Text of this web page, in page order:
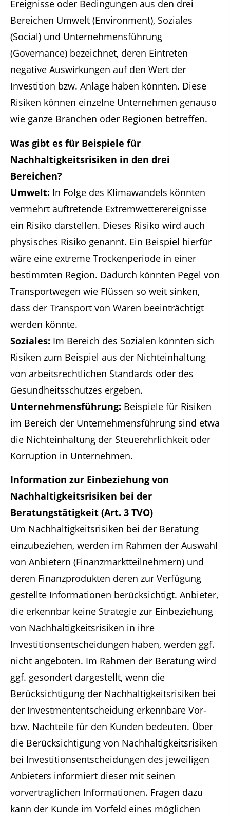
Ereignisse oder Bedingungen aus den drei
Bereichen Umwelt (Environment), Soziales
(Social) und Unternehmensführung
(Governance) bezeichnet, deren Eintreten
negative Auswirkungen auf den Wert der
Investition bzw. Anlage haben könnten. Diese
Risiken können einzelne Unternehmen genauso
wie ganze Branchen oder Regionen betreffen.
Was gibt es für Beispiele für
Nachhaltigkeitsrisiken in den drei
Bereichen?
Umwelt: In Folge des Klimawandels könnten
vermehrt auftretende Extremwetterereignisse
ein Risiko darstellen. Dieses Risiko wird auch
physisches Risiko genannt. Ein Beispiel hierfür
wäre eine extreme Trockenperiode in einer
bestimmten Region. Dadurch könnten Pegel von
Transportwegen wie Flüssen so weit sinken,
dass der Transport von Waren beeinträchtigt
werden könnte.
Soziales: Im Bereich des Sozialen könnten sich
Risiken zum Beispiel aus der Nichteinhaltung
von arbeitsrechtlichen Standards oder des
Gesundheitsschutzes ergeben.
Unternehmensführung: Beispiele für Risiken
im Bereich der Unternehmensführung sind etwa
die Nichteinhaltung der Steuerehrlichkeit oder
Korruption in Unternehmen.
Information zur Einbeziehung von
Nachhaltigkeitsrisiken bei der
Beratungstätigkeit (Art. 3 TVO)
Um Nachhaltigkeitsrisiken bei der Beratung
einzubeziehen, werden im Rahmen der Auswahl
von Anbietern (Finanzmarktteilnehmern) und
deren Finanzprodukten deren zur Verfügung
gestellte Informationen berücksichtigt. Anbieter,
die erkennbar keine Strategie zur Einbeziehung
von Nachhaltigkeitsrisiken in ihre
Investitionsentscheidungen haben, werden ggf.
nicht angeboten. Im Rahmen der Beratung wird
ggf. gesondert dargestellt, wenn die
Berücksichtigung der Nachhaltigkeitsrisiken bei
der Investmententscheidung erkennbare Vor-
bzw. Nachteile für den Kunden bedeuten. Über
die Berücksichtigung von Nachhaltigkeitsrisiken
bei Investitionsentscheidungen des jeweiligen
Anbieters informiert dieser mit seinen
vorvertraglichen Informationen. Fragen dazu
kann der Kunde im Vorfeld eines möglichen